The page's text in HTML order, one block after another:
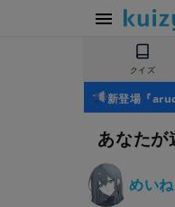
クイズ
新登場『
あなた
めい